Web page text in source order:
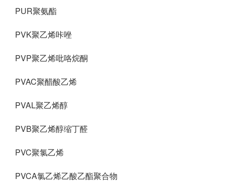
PUR聚氨酯
PVK聚乙烯咔唑
PVP聚乙烯吡咯烷酮
PVAC聚醋酸乙烯
PVAL聚乙烯醇
PVB聚乙烯醇缩丁醛
PVC聚氯乙烯
PVCA氯乙烯乙酸乙酯聚合物